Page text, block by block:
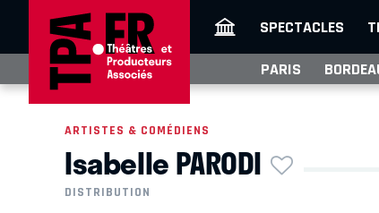
SPECTACLES
PARIS
ARTISTES & COMÉDIENS
Isabelle PARODI
DISTRIBUTION